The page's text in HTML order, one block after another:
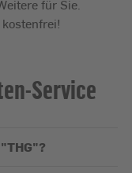
für Sie.
Service